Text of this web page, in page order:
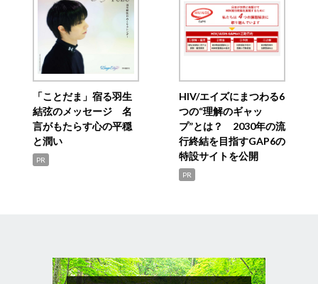
「ことだま」宿る羽生
結弦のメッセージ 名
言がもたらす心の平穏
と潤い
PR
HIV/エイズにまつわる6
つの“理解のギャッ
プ”とは？ 2030年の流
行終結を目指すGAP6の
特設サイトを公開
PR